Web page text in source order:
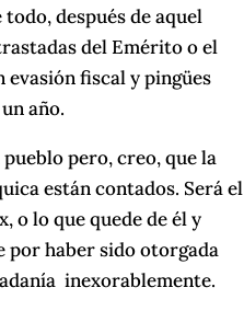
después de aquel
del Emérito o el
evasión fiscal y pingües
año.
pero, creo, que la
están contados. Será el
o lo que quede de él y
por haber sido otorgada
inexorablemente.